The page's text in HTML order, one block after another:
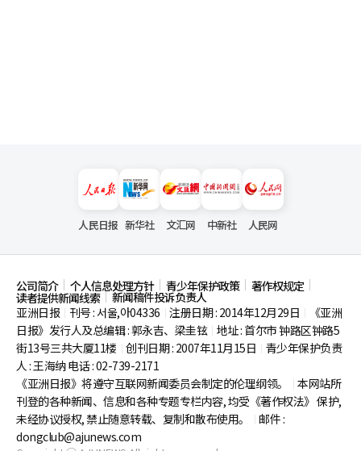
人民日报 新华社 文汇网 中新社 人民网
公司简介 个人信息处理方针 青少年保护政策 著作权规定
读者提供新闻线索
新闻稿件投诉负责人
亚洲日报
刊号 : 서울,아04336 注册日期 : 2014年12月29日
《亚洲
日报》发行人及总编辑 : 郭永吉、梁圭铉 地址 : 首尔市钟路区钟路5
街13号三共大厦11楼 创刊日期 : 2007年11月15日
青少年保护负责
人 : 王海纳 电话 : 02-739-2171
《亚洲日报》将遵守互联网新闻委员会制定的伦理纲领。
本网站所
刊登的各种新闻、信息和各种专题专栏内容, 均受《著作权法》 保护,
未经协议授权, 禁止随意转载、复制和散布使用。
邮件 :
dongclub@ajunews.com